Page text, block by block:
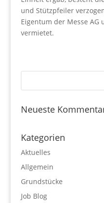
und Stützpfeiler
Eigentum der Messe AG
vermietet.
Neueste
Kategorien
Aktuelles
Allgemein
Grundstücke
Job Blog